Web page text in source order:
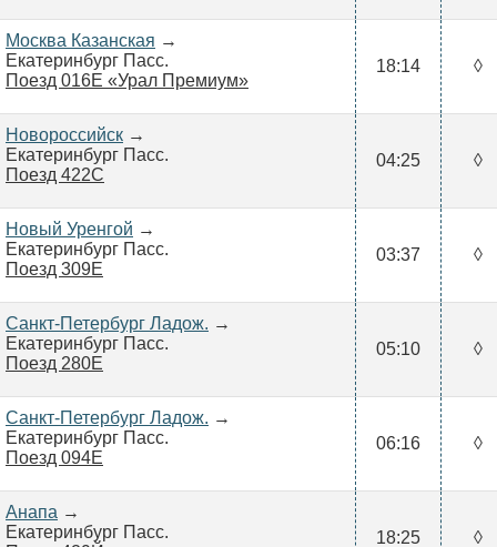
Москва Казанская →
Екатеринбург Пасс.
Поезд 016Е «Урал Премиум»
18:14 ◊
Новороссийск →
Екатеринбург Пасс.
Поезд 422С
04:25 ◊
Новый Уренгой →
Екатеринбург Пасс.
Поезд 309Е
03:37 ◊
Санкт-Петербург Ладож. →
Екатеринбург Пасс.
Поезд 280Е
05:10 ◊
Санкт-Петербург Ладож. →
Екатеринбург Пасс.
Поезд 094Е
06:16 ◊
Анапа →
Екатеринбург Пасс.
18:25 ◊